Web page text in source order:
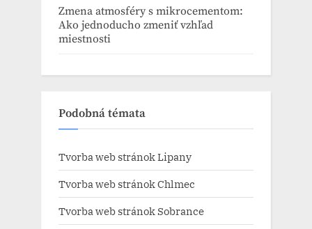
Zmena atmosféry s mikrocementom:
Ako jednoducho zmeniť vzhľad
miestnosti
Podobná témata
Tvorba web stránok​ Lipany
Tvorba web stránok​ Chlmec
Tvorba web stránok​ Sobrance